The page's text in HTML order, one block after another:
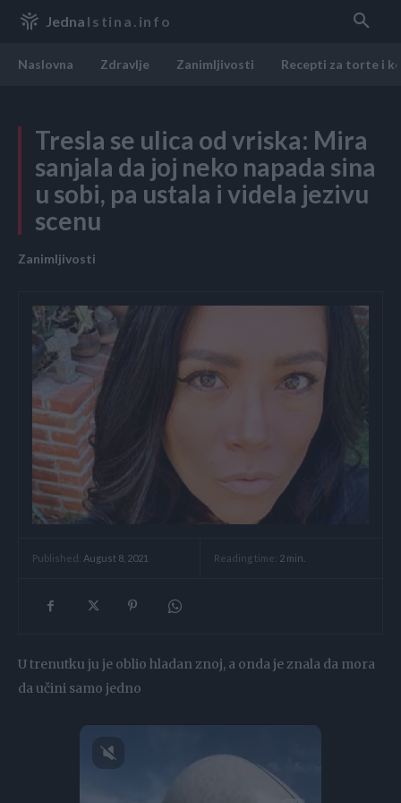
Jedna Istina.info
Naslovna Zdravlje Zanimljivosti Recepti za torte i
Tresla se ulica od vriska: Mira
sanjala da joj neko napada sina
u sobi, pa ustala i videla jezivu
scenu
Zanimljivosti
Published: August 8, 2021 Reading time: 2 min.
U trenutku ju je oblio hladan znoj, a onda je znala da mora
da učini samo jedno